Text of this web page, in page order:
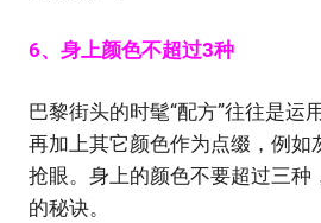
6、身上颜色不超过3种
巴黎街头的时髦“配方”往往是运
再加上其它颜色作为点缀，例如
抢眼。身上的颜色不要超过三种
的秘诀。